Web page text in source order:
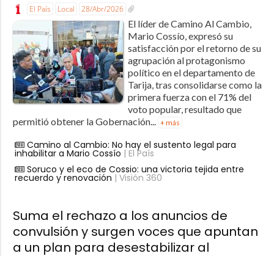
El País Local 28/Abr/2026
El líder de Camino Al Cambio,
Mario Cossío, expresó su
satisfacción por el retorno de su
agrupación al protagonismo
político en el departamento de
Tarija, tras consolidarse como la
primera fuerza con el 71% del
voto popular, resultado que
permitió obtener la Gobernación... + más
Camino al Cambio: No hay el sustento legal para
inhabilitar a Mario Cossío | El País
Soruco y el eco de Cossio: una victoria tejida entre
recuerdo y renovación | Visión 360
Suma el rechazo a los anuncios de
convulsión y surgen voces que apuntan
a un plan para desestabilizar al